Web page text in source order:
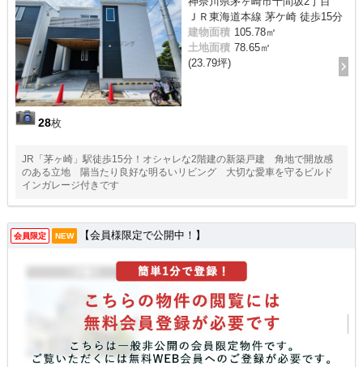
28枚
ＪＲ東海道本線 茅ケ崎 徒歩15分
建物面積 105.78㎡
土地面積 78.65㎡
(23.79坪)
JR「茅ヶ崎」駅徒歩15分！オシャレな2階建の新築戸建 角地で開放感
のある立地 陽当たり良好な明るいリビング 大切な愛車を守るビルド
インガレージ付きです
会員限定 NEW 【会員様限定で公開中！】